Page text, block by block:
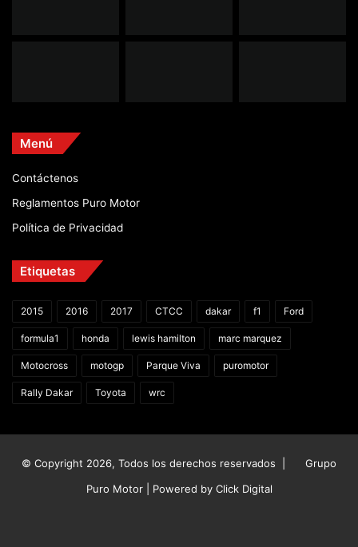
Menú
Contáctenos
Reglamentos Puro Motor
Política de Privacidad
Etiquetas
2015 2016 2017 CTCC dakar f1 Ford
formula1 honda lewis hamilton marc marquez
Motocross motogp Parque Viva puromotor
Rally Dakar Toyota wrc
© Copyright 2026, Todos los derechos reservados |
Grupo
Puro Motor | Powered by Click Digital